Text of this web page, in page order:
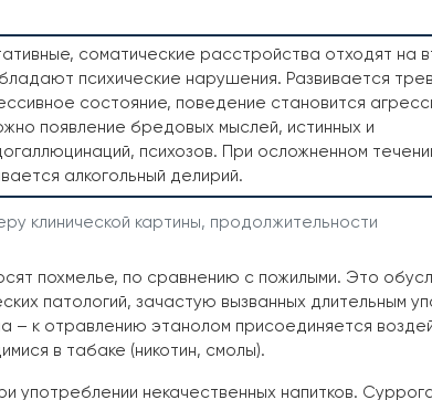
клинической картины, продолжительности
соматические расстройства отходят на
психические нарушения. Развивается
состояние, поведение становится
появление бредовых мыслей, истинных и
психозов. При осложненном
алкогольный делирий.
похмелье, по сравнению с пожилыми. Это
патологий, зачастую вызванных длительным
– к отравлению этанолом присоединяется
в табаке (никотин, смолы).
употреблении некачественных напитков.